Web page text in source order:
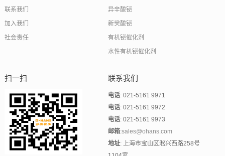
联系我们
加入我们
社会责任
异辛酸铋
新癸酸铋
有机铋催化剂
水性有机铋催化剂
扫一扫 联系我们
电话: 021-5161 9971
电话: 021-5161 9972
电话: 021-5161 9973
邮箱:sales@ohans.com
地址: 上海市宝山区淞兴西路258号